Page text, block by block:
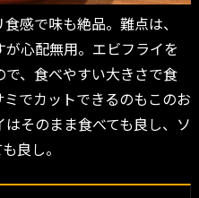
感で味も絶品。難点は、
心配無用。エビフライを
、食べやすい大きさで食
でカットできるのもこのお
そのまま食べても良し、ソ
良し。